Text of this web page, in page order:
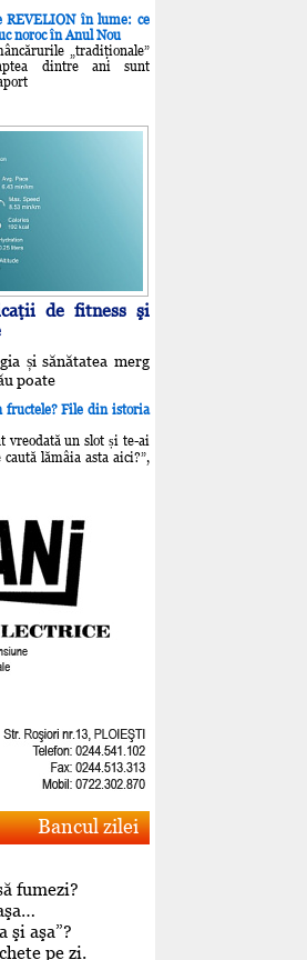
REVELION în lume: ce
noroc în Anul Nou
„tradiţionale”
dintre ani sunt
de fitness şi
și sănătatea merg
poate
fructele? File din istoria
vreodată un slot și te-ai
lămâia asta aici?”,
Bancul zilei
fumezi?
şi aşa”?
pe zi.